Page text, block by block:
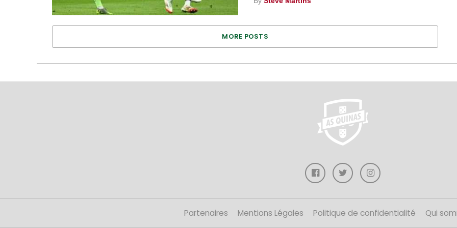
MORE POSTS
Partenaires Mentions Légales Politique de confidentialité Qui